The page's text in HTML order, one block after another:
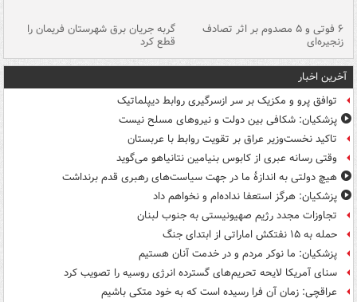
۶ فوتی و ۵ مصدوم بر اثر تصادف
زنجیره‌ای
گربه جریان برق شهرستان فریمان را
قطع کرد
آخرین اخبار
توافق پرو و مکزیک بر سر ازسرگیری روابط دیپلماتیک
پزشکیان: شکافی بین دولت و نیروهای مسلح نیست
تاکید نخست‌وزیر عراق بر تقویت روابط با عربستان
وقتی رسانه عبری از کابوس بنیامین نتانیاهو می‌گوید
هیچ دولتی به اندازۀ ما در جهت سیاست‌های رهبری قدم برنداشت
پزشکیان: هرگز استعفا نداده‌ام و نخواهم داد
تجاوزات مجدد رژیم صهیونیستی به جنوب لبنان
حمله به ۱۵ نفتکش‌ اماراتی از ابتدای جنگ
پزشکیان: ما نوکر مردم و در خدمت آنان هستیم
سنای آمریکا لایحه تحریم‌های گسترده انرژی روسیه را تصویب کرد
عراقچی: زمان آن فرا رسیده است که به خود متکی باشیم